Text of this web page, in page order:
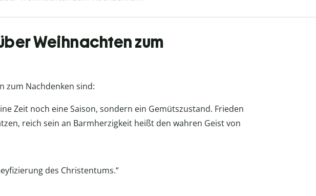
Weihnachten zum
zum Nachdenken sind:
Zeit noch eine Saison, sondern ein Gemütszustand. Frieden
reich sein an Barmherzigkeit heißt den wahren Geist von
des Christentums.“